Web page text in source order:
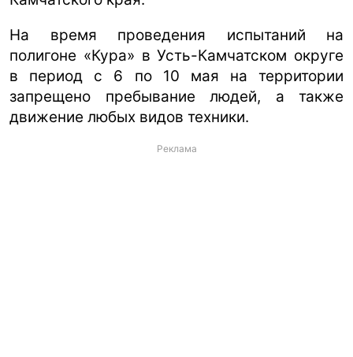
На время проведения испытаний на
полигоне «Кура» в Усть-Камчатском округе
в период с 6 по 10 мая на территории
запрещено пребывание людей, а также
движение любых видов техники.
Реклама